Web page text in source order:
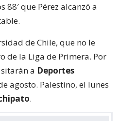
88′ que Pérez alcanzó a
de Chile, que no le
de la Liga de Primera. Por
a Deportes
agosto. Palestino, el lunes
.